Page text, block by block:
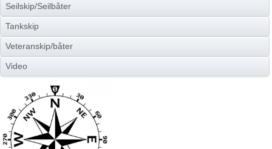
Seilskip/Seilbåter
Tankskip
Veteranskip/båter
Video